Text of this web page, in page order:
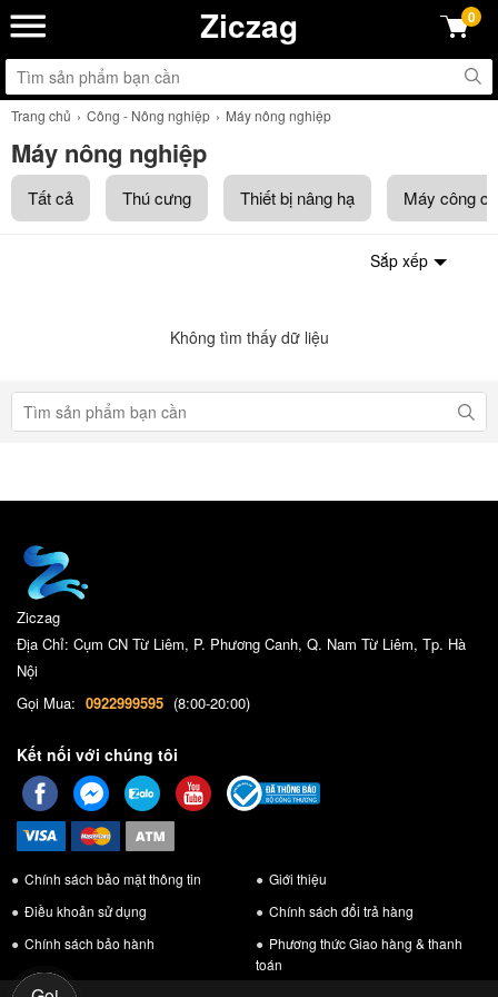
Ziczag 0
Trang chủ Công - Nông nghiệp Máy nông nghiệp
Máy nông nghiệp
Tất cả Thú cưng Thiết bị nâng hạ Máy công cụ
Sắp xếp
Không tìm thấy dữ liệu
Ziczag
Địa Chỉ: Cụm CN Từ Liêm, P. Phương Canh, Q. Nam Từ Liêm, Tp. Hà
Nội
Gọi Mua: 0922999595 (8:00-20:00)
Kết nối với chúng tôi
Chính sách bảo mật thông tin
Giới thiệu
Điều khoản sử dụng
Chính sách đổi trả hàng
Chính sách bảo hành
Phương thức Giao hàng & thanh
toán